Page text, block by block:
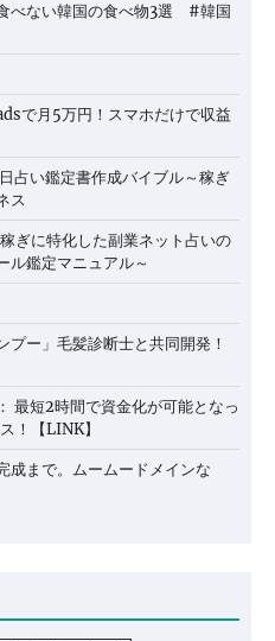
べない韓国の食べ物3選 #韓国
で月5万円！スマホだけで収益
占い鑑定書作成バイブル～稼ぎ
ス
ぎに特化した副業ネット占いの
ル鑑定マニュアル～
プー」毛髪診断士と共同開発！
最短2時間で資金化が可能となっ
！【LINK】
成まで。ムームードメインな